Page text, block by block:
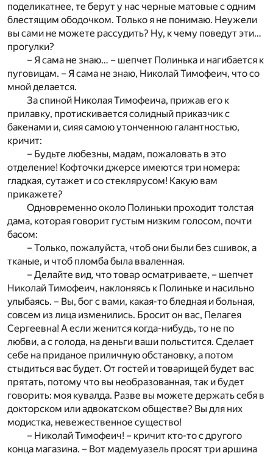
поделикатнее, те берут у нас черные матовые с одним
блестящим ободочком. Только я не понимаю. Неужели
вы сами не можете рассудить? Ну, к чему поведут эти…
прогулки?
– Я сама не знаю… – шепчет Полинька и нагибается к
пуговицам. – Я сама не знаю, Николай Тимофеич, что со
мной делается.
За спиной Николая Тимофеича, прижав его к
прилавку, протискивается солидный приказчик с
бакенами и, сияя самою утонченною галантностью,
кричит:
– Будьте любезны, мадам, пожаловать в это
отделение! Кофточки джерсе имеются три номера:
гладкая, сутажет и со стеклярусом! Какую вам
прикажете?
Одновременно около Полиньки проходит толстая
дама, которая говорит густым низким голосом, почти
басом:
– Только, пожалуйста, чтоб они были без сшивок, а
тканые, и чтоб пломба была вваленная.
– Делайте вид, что товар осматриваете, – шепчет
Николай Тимофеич, наклоняясь к Полиньке и насильно
улыбаясь. – Вы, бог с вами, какая-то бледная и больная,
совсем из лица изменились. Бросит он вас, Пелагея
Сергеевна! А если женится когда-нибудь, то не по
любви, а с голода, на деньги ваши польстится. Сделает
себе на приданое приличную обстановку, а потом
стыдиться вас будет. От гостей и товарищей будет вас
прятать, потому что вы необразованная, так и будет
говорить: моя кувалда. Разве вы можете держать себя в
докторском или адвокатском обществе? Вы для них
модистка, невежественное существо!
– Николай Тимофеич! – кричит кто-то с другого
конца магазина. – Вот мадемуазель просят три аршина